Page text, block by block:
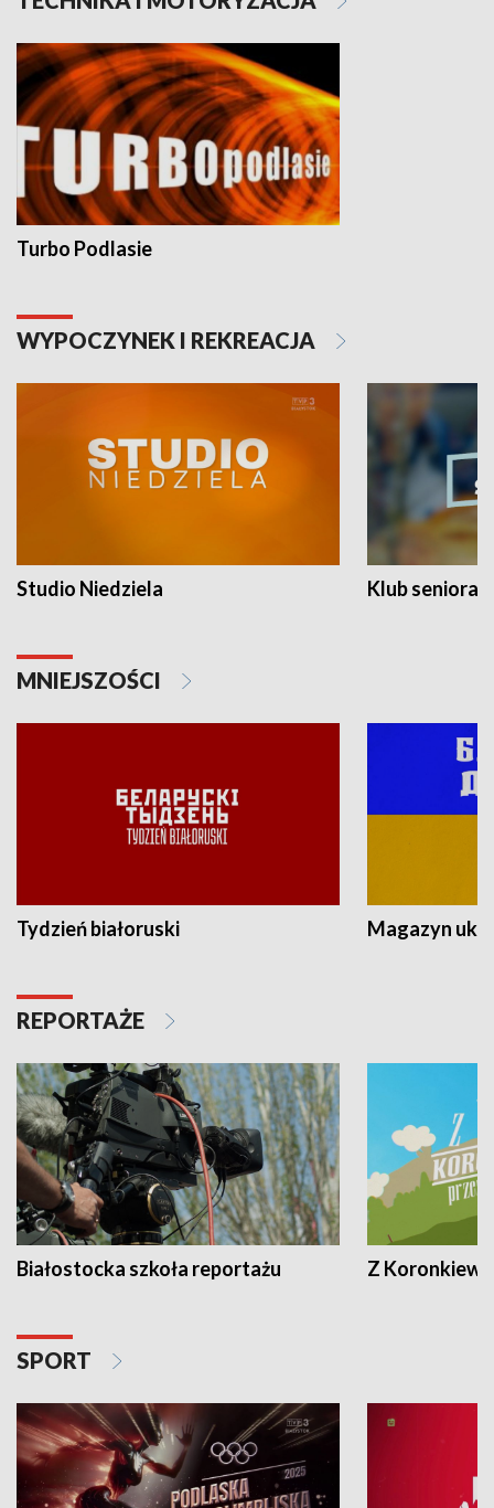
Turbo Podlasie
WYPOCZYNEK I REKREACJA
Studio Niedziela Klub seniora
MNIEJSZOŚCI
Tydzień białoruski Magazyn
REPORTAŻE
Białostocka szkoła reportażu Z
SPORT